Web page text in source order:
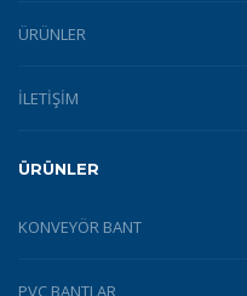
ÜRÜNLER
İLETİŞİM
ÜRÜNLER
KONVEYÖR BANT
PVC BANTLAR